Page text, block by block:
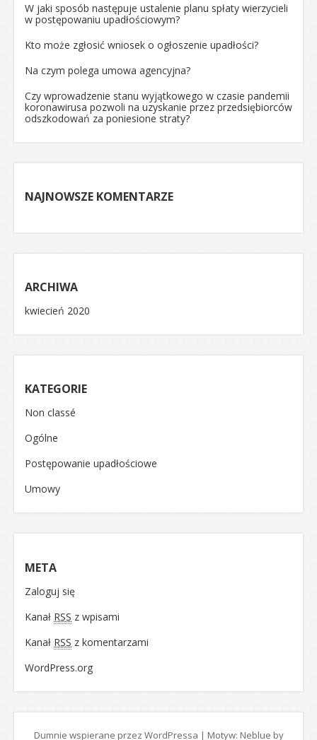
W jaki sposób następuje ustalenie planu spłaty wierzycieli
w postępowaniu upadłościowym?
Kto może zgłosić wniosek o ogłoszenie upadłości?
Na czym polega umowa agencyjna?
Czy wprowadzenie stanu wyjątkowego w czasie pandemii
koronawirusa pozwoli na uzyskanie przez przedsiębiorców
odszkodowań za poniesione straty?
NAJNOWSZE KOMENTARZE
ARCHIWA
kwiecień 2020
KATEGORIE
Non classé
Ogólne
Postępowanie upadłościowe
Umowy
META
Zaloguj się
Kanał RSS z wpisami
Kanał RSS z komentarzami
WordPress.org
Dumnie wspierane przez WordPressa | Motyw: Neblue by